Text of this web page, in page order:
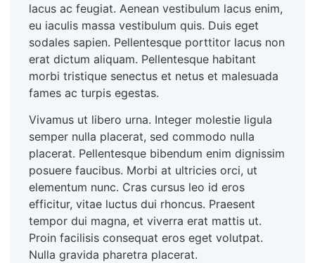
lacus ac feugiat. Aenean vestibulum lacus enim,
eu iaculis massa vestibulum quis. Duis eget
sodales sapien. Pellentesque porttitor lacus non
erat dictum aliquam. Pellentesque habitant
morbi tristique senectus et netus et malesuada
fames ac turpis egestas.
Vivamus ut libero urna. Integer molestie ligula
semper nulla placerat, sed commodo nulla
placerat. Pellentesque bibendum enim dignissim
posuere faucibus. Morbi at ultricies orci, ut
elementum nunc. Cras cursus leo id eros
efficitur, vitae luctus dui rhoncus. Praesent
tempor dui magna, et viverra erat mattis ut.
Proin facilisis consequat eros eget volutpat.
Nulla gravida pharetra placerat.